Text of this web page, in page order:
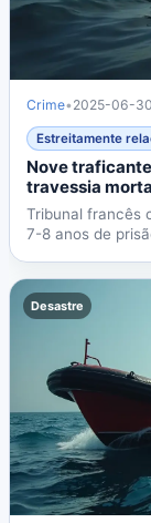
Crime• 2025-06-
Estreitamente
Nove
travessia
Tribunal francês
7-8 anos de
Desastre